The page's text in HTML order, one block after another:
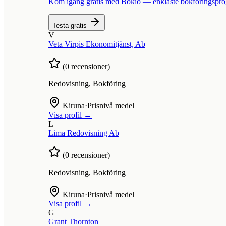
Testa gratis
V
Veta Virpis Ekonomitjänst, Ab
(0 recensioner)
Redovisning, Bokföring
Kiruna·Prisnivå medel
Visa profil →
L
Lima Redovisning Ab
(0 recensioner)
Redovisning, Bokföring
Kiruna·Prisnivå medel
Visa profil →
G
Grant Thornton